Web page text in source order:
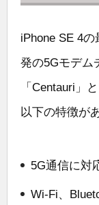
iPhone SE 4
発の5Gモデム
「Centauri」
以下の特徴が
5G通信に対
Wi-Fi、